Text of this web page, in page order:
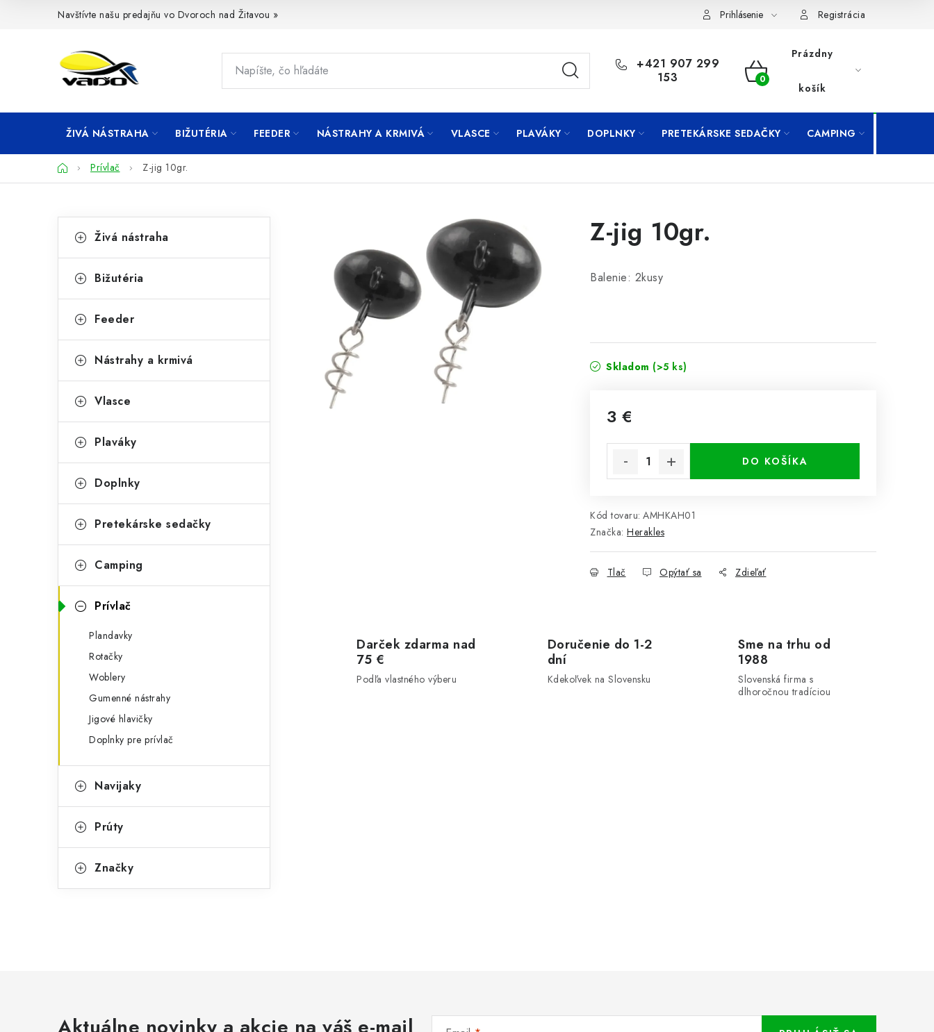
Navštívte našu predajňu vo Dvoroch nad Žitavou » Prihlásenie Registrácia
+421 907 299
153
NÁKUPNÝ
Prázdny
košík
ŽIVÁ NÁSTRAHA BIŽUTÉRIA FEEDER NÁSTRAHY A KRMIVÁ VLASCE PLAVÁKY DOPLNKY PRETEKÁRSKE SEDAČKY CAMPING
DomovPrívlač Z-jig 10gr.
o
n
ý
a
n
l
kategórie
a
e
ó
i
Živá nástraha
Bižutéria
Feeder
Nástrahy a krmivá
Vlasce
Plaváky
Doplnky
Pretekárske sedačky
Camping
Prívlač
Plandavky
Rotačky
Woblery
Gumenné nástrahy
Jigové hlavičky
Doplnky pre prívlač
Navijaky
Prúty
Značky
Z-jig 10gr.
Balenie: 2kusy
Skladom (>5 ks)
3 €
DO KOŠÍKA
Kód tovaru: AMHKAH01
Značka: Herakles
Tlač Opýtať sa Zdieľať
Darček zdarma nad
75 €
Podľa vlastného výberu
Doručenie do 1-2
dní
Kdekoľvek na Slovensku
Sme na trhu od
1988
Slovenská firma s
dlhoročnou tradíciou